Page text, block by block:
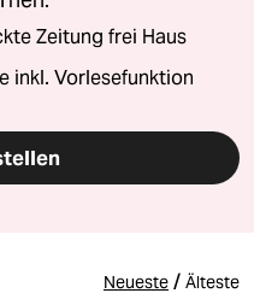
Zeitung frei Haus
inkl. Vorlesefunktion
Neueste / Älteste